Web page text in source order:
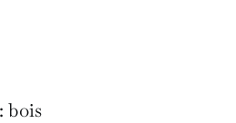
bois